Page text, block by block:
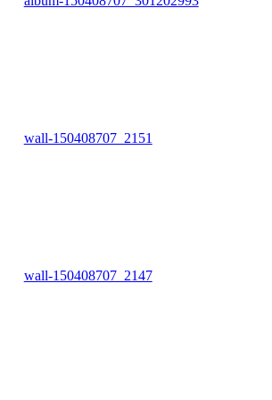
wall-150408707_2151
wall-150408707_2147